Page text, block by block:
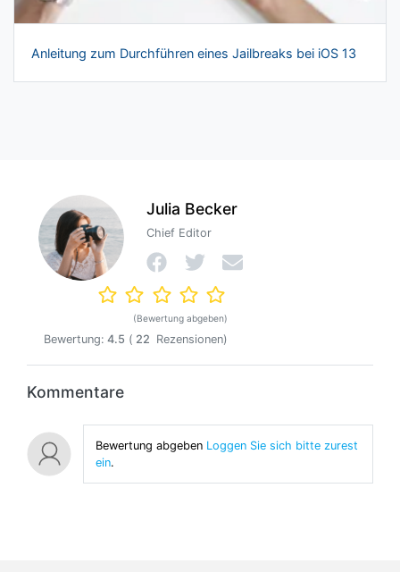
Anleitung zum Durchführen eines Jailbreaks bei iOS 13
Julia Becker
Chief Editor
(Bewertung abgeben)
Bewertung: 4.5 ( 22 Rezensionen)
Kommentare
Bewertung abgebenLoggen Sie sich bitte zurest
ein.